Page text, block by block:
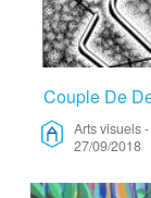
Arts visuels-
27/09/2018